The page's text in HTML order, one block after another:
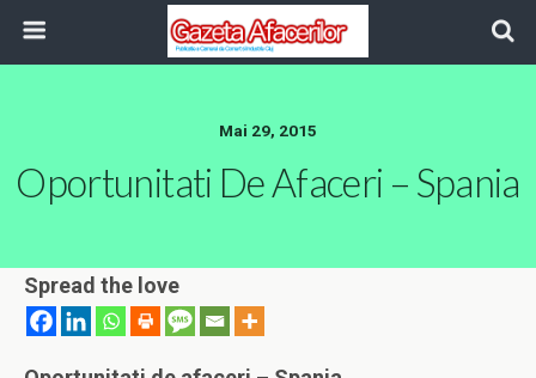
Mai 29, 2015
Oportunitati De Afaceri – Spania
Spread the love